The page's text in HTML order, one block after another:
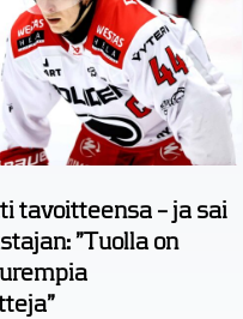
tavoitteensa – ja sai
”Tuolla on